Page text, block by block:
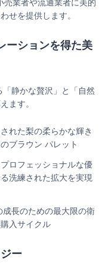
せを提供します。
ーションを得た美
静かな贅沢」と「自然
ます。
れた梨の柔らかな輝き
ブラウン パレット
ロフェッショナルな優
洗練された拡大を実現
成長のための最大限の衛
入サイクル
ー